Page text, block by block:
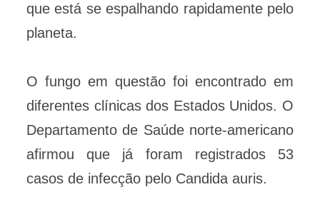
que está se espalhando rapidamente pelo
planeta.
O fungo em questão foi encontrado em
diferentes clínicas dos Estados Unidos. O
Departamento de Saúde norte-americano
afirmou que já foram registrados 53
casos de infecção pelo Candida auris.